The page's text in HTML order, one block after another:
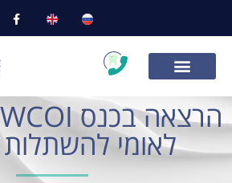
לאומי להשתלות